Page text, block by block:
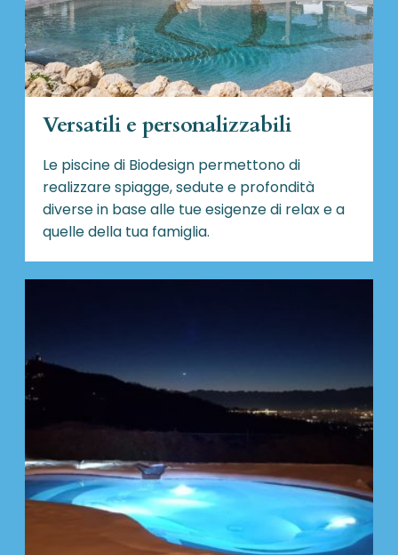
Versatili e personalizzabili
Le piscine di Biodesign permettono di
realizzare spiagge, sedute e profondità
diverse in base alle tue esigenze di relax e a
quelle della tua famiglia.